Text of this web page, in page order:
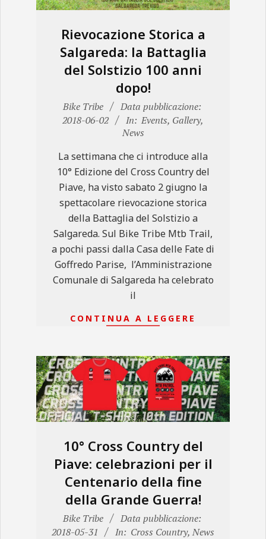
Rievocazione Storica a
Salgareda: la Battaglia
del Solstizio 100 anni
dopo!
2018-
06-
Bike Tribe
Data pubblicazione:
2018-06-02
In: Events, Gallery,
News
La settimana che ci introduce alla
10° Edizione del Cross Country del
Piave, ha visto sabato 2 giugno la
spettacolare rievocazione storica
della Battaglia del Solstizio a
Salgareda. Sul Bike Tribe Mtb Trail,
a pochi passi dalla Casa delle Fate di
Goffredo Parise, l’Amministrazione
Comunale di Salgareda ha celebrato
il
CONTINUA A LEGGERE
10° Cross Country del
Piave: celebrazioni per il
Centenario della fine
della Grande Guerra!
2018-
05-
Bike Tribe
Data pubblicazione:
2018-05-31
In: Cross Country, News